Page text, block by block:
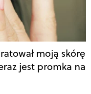
moją skórę
jest promka na